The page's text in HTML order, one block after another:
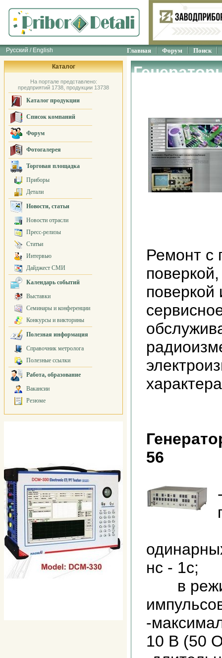
Русский / English Главная Форум Поиск
Каталог
На портале представлено:
предприятий 1738, продукции 13738
Каталог продукции
Список компаний
Форум
Фотогалерея
Торговая площадка
Приборы
Детали
Новости, статьи
Новости отрасли
Пресс-релизы
Статьи
Интервью
Дайджест СМИ
Календарь событий
Выставки
Семинары и конференции
Конкурсы и викторины
Полезная информация
Справочник метролога
Полезные ссылки
Работа, образование
Вакансии
Резюме
Ремонт с
поверкой
характера
56
нс - 1с;
в
-
10 В (50